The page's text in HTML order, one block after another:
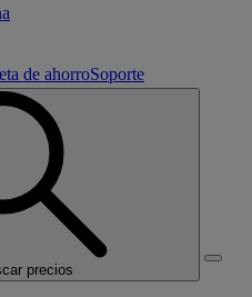
de ahorroSoporte
precios